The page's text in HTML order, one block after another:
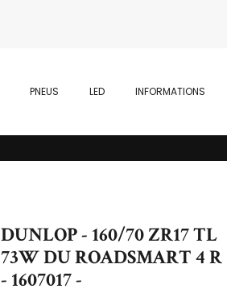
PNEUS LED INFORMATIONS
DUNLOP - 160/70 ZR17 TL
73W DU ROADSMART 4 R
- 1607017 -